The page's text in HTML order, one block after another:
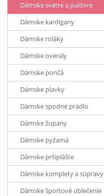
Dámske svetre a pulóvre
Dámske kardigany
Dámske roláky
Dámske overaly
Dámske pončá
Dámske plavky
Dámske spodné prádlo
Dámske župany
Dámske pyžamá
Dámske pršiplášte
Dámske komplety a súpravy
Dámske športové oblečenie